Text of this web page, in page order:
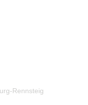
Rennsteig